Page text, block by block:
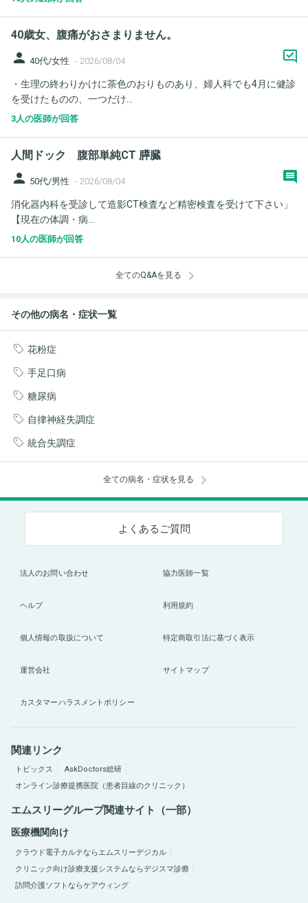
40歳女、腹痛がおさまりません。
person 40代/女性 - 2026/08/04
・生理の終わりかけに茶色のおりものあり、婦人科でも4月に健診
を受けたものの、一つだけ...
3人の医師が回答
人間ドック 腹部単純CT 膵臓
person 50代/男性 - 2026/08/04
消化器内科を受診して造影CT検査など精密検査を受けて下さい」
【現在の体調・病...
10人の医師が回答
全てのQ&Aを見る
その他の病名・症状一覧
花粉症
手足口病
糖尿病
自律神経失調症
統合失調症
全ての病名・症状を見る
よくあるご質問
法人のお問い合わせ 協力医師一覧
ヘルプ 利用規約
個人情報の取扱について 特定商取引法に基づく表示
運営会社 サイトマップ
カスタマーハラスメントポリシー
関連リンク
トピックス
AskDoctors総研
オンライン診療提携医院（患者目線のクリニック）
エムスリーグループ関連サイト（一部）
医療機関向け
クラウド電子カルテならエムスリーデジカル
クリニック向け診療支援システムならデジスマ診療
訪問介護ソフトならケアウィング